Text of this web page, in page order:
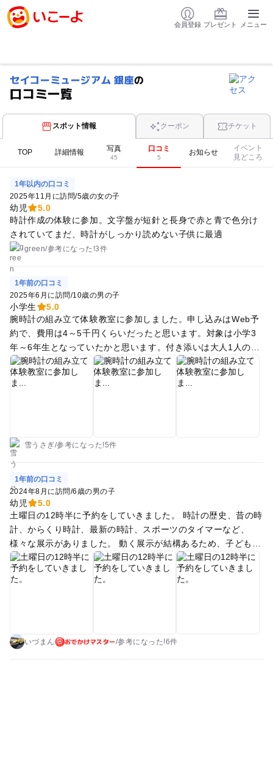
会員登録 プレゼント メニュー
セイコーミュージアム 銀座の
口コミ一覧
スポット情報 クーポン チケット
TOP 詳細情報 写真
45
口コミ
5
お知らせ
イベント
見どころ
1年以内の口コミ
2025年11月に訪問/5歳の女の子
幼児
5.0
時計作成の体験に参加。文字盤が短針と長身で赤と青で色分け
されていてまだ、時計がしっかり読めない子供に最適
green/参考になった!3件
1年前の口コミ
2025年6月に訪問/10歳の男の子
小学生
5.0
腕時計の組み立て体験教室に参加しました。申し込みはWeb予
約で、費用は4～5千円くらいだったと思います。対象は小学3
年～6年生となっていたかと思います。付き添いは大人1人のみ
可。子どもが作業に苦戦したときにフォローするためです。 最
初に時計の歴史や種類、仕組みなどの話を聴き、そのあと時計
の組み立てをします。講師の説明を聴きながら(動画あり)、組
教室が終わったあと館内を見学して帰りました。昔の時計から
最近の高級時計までたくさんの展示品を見たりSEIKOの社歴を
知ることができました。
雪うさぎ/参考に なった!5件
1年前の口コミ
2024年8月に訪問/6歳の男の子
幼児
5.0
土曜日の12時半に予約をしていきました。 時計の歴史、昔の時
計、からくり時計、最新の時計、スポーツのタイマーなど、
様々な展示がありました。 動く展示が結構あるため、子ども
は、そういったところに興味を持っていました。ボールが転が
る時計や、時間ごとにからくりが動く一階の時計（正時間から
は少しずらされていました）や、メリーゴーラウンドのからく
ベーターですが、予約制としているためか、あまり待つことも
いづまん おでかけマスター/参考に なった!6件